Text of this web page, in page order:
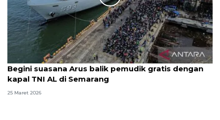
Begini suasana Arus balik pemudik gratis dengan
kapal TNI AL di Semarang
25 Maret 2026